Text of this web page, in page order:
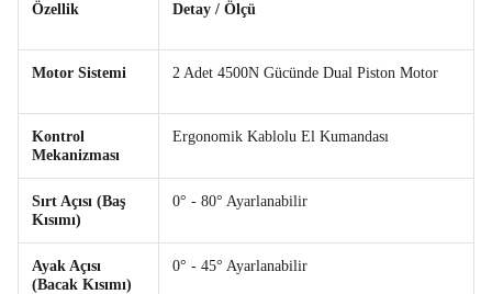
Özellik Detay / Ölçü
Motor Sistemi 2 Adet 4500N Gücünde Dual Piston Motor
Kontrol
Mekanizması
Ergonomik Kablolu El Kumandası
Sırt Açısı (Baş
Kısımı)
0° - 80° Ayarlanabilir
Ayak Açısı
(Bacak Kısımı)
0° - 45° Ayarlanabilir